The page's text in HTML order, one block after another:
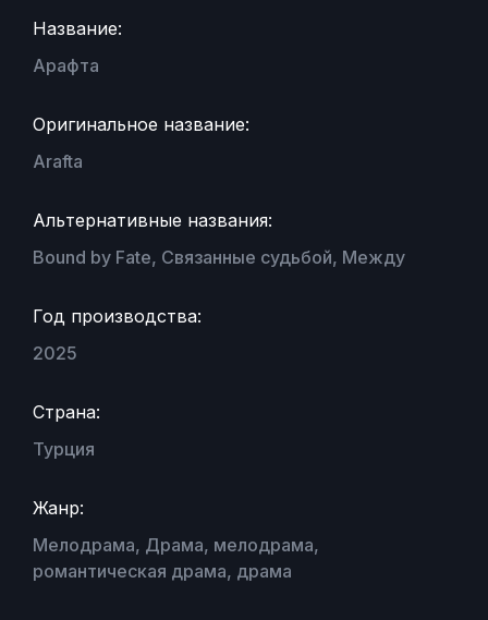
Название:
Арафта
Оригинальное название:
Arafta
Альтернативные названия:
Bound by Fate, Связанные судьбой, Между
Год производства:
2025
Страна:
Турция
Жанр:
Мелодрама, Драма, мелодрама,
романтическая драма, драма